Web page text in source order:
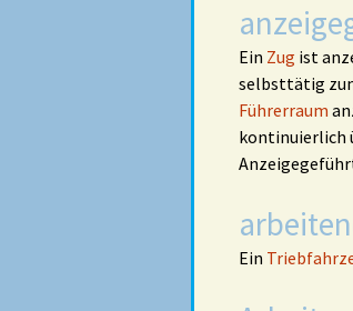
Ein Zug ist
selbsttätig
Führerraum
kontinuierlich
Ein